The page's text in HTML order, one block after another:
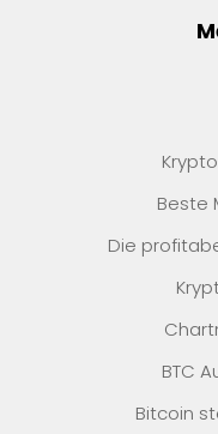
Beste
Die
BTC
Bitcoin